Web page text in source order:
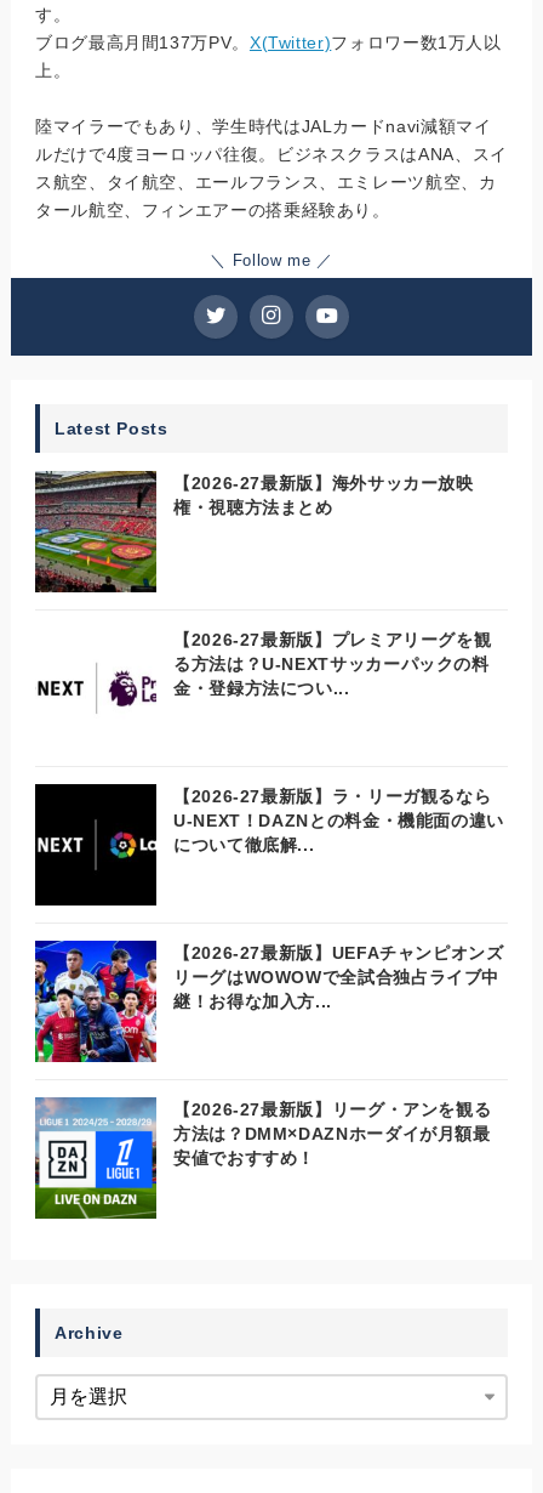
す。
ブログ最高月間137万PV。 X(Twitter)フォロワー数1万人以
上。
陸マイラーでもあり、学生時代はJALカードnavi減額マイ
ルだけで4度ヨーロッパ往復。ビジネスクラスはANA、スイ
ス航空、タイ航空、エールフランス、エミレーツ航空、カ
タール航空、フィンエアーの搭乗経験あり。
＼ Follow me ／
Latest Posts
【2026-27最新版】海外サッカー放映
権・視聴方法まとめ
【2026-27最新版】プレミアリーグを観
る方法は？U-NEXTサッカーパックの料
金・登録方法につい...
【2026-27最新版】ラ・リーガ観るなら
U-NEXT！DAZNとの料金・機能面の違い
について徹底解...
【2026-27最新版】UEFAチャンピオンズ
リーグはWOWOWで全試合独占ライブ中
継！お得な加入方...
【2026-27最新版】リーグ・アンを観る
方法は？DMM×DAZNホーダイが月額最
安値でおすすめ！
Archive